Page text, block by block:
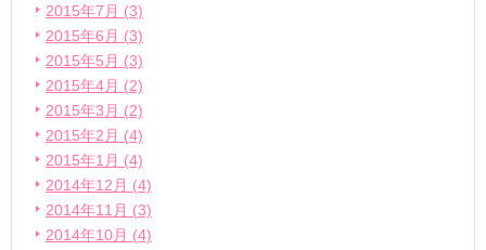
2015年7月 (3)
2015年6月 (3)
2015年5月 (3)
2015年4月 (2)
2015年3月 (2)
2015年2月 (4)
2015年1月 (4)
2014年12月 (4)
2014年11月 (3)
2014年10月 (4)